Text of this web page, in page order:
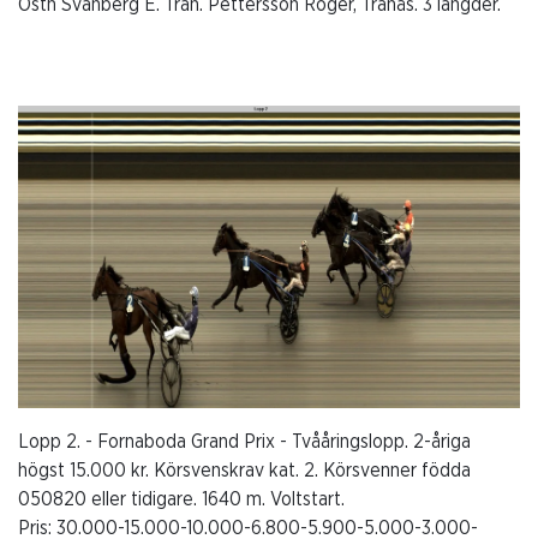
Östh Svanberg E. Trän. Pettersson Roger, Tranås. 3 längder.
Lopp 2. - Fornaboda Grand Prix - Tvååringslopp. 2-åriga
högst 15.000 kr. Körsvenskrav kat. 2. Körsvenner födda
050820 eller tidigare. 1640 m. Voltstart.
Pris: 30.000-15.000-10.000-6.800-5.900-5.000-3.000-